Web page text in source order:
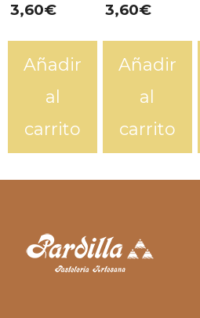
3,60€
Añadir
al
carrito
3,60€
Añadir
al
carrito